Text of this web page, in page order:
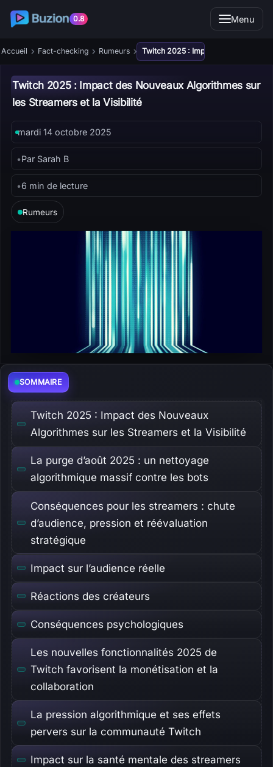
0.8 Menu
Accueil › Fact-checking › Rumeurs › Twitch 2025 : Impact des
Twitch 2025 : Impact des Nouveaux Algorithmes sur
les Streamers et la Visibilité
mardi 14 octobre 2025
•Par Sarah B
•6 min de lecture
Rumeurs
SOMMAIRE
Twitch 2025 : Impact des Nouveaux
Algorithmes sur les Streamers et la Visibilité
La purge d’août 2025 : un nettoyage
algorithmique massif contre les bots
Conséquences pour les streamers : chute
d’audience, pression et réévaluation
stratégique
Impact sur l’audience réelle
Réactions des créateurs
Conséquences psychologiques
Les nouvelles fonctionnalités 2025 de
Twitch favorisent la monétisation et la
collaboration
La pression algorithmique et ses effets
pervers sur la communauté Twitch
Impact sur la santé mentale des streamers